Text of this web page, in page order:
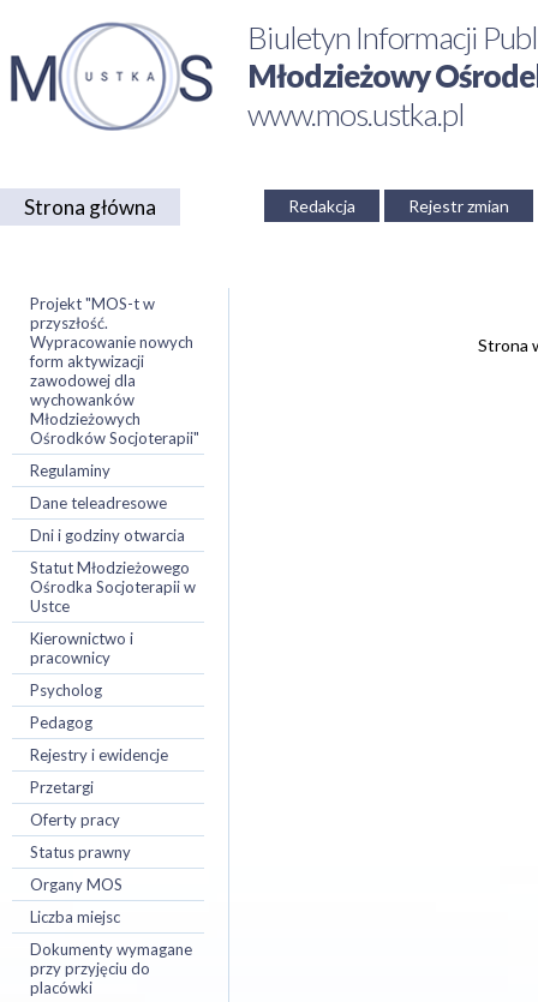
Biuletyn Informacji
Młodzieżowy
www.mos.ustka.pl
Strona główna Redakcja Rejestr zmian
Projekt "MOS-t w
przyszłość.
Wypracowanie nowych
form aktywizacji
zawodowej dla
wychowanków
Młodzieżowych
Ośrodków Socjoterapii"
Regulaminy
Dane teleadresowe
Dni i godziny otwarcia
Statut Młodzieżowego
Ośrodka Socjoterapii w
Ustce
Kierownictwo i
pracownicy
Psycholog
Pedagog
Rejestry i ewidencje
Przetargi
Oferty pracy
Status prawny
Organy MOS
Liczba miejsc
Dokumenty wymagane
przy przyjęciu do
placówki
Strona